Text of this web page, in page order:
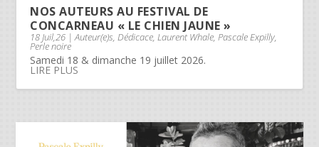
NOS AUTEURS AU FESTIVAL DE
CONCARNEAU « LE CHIEN JAUNE »
18 Juil,26 |Auteur(e)s,Dédicace,Laurent Whale,Pascale Expilly,
Perle noire
Samedi 18 & dimanche 19 juillet 2026.
LIRE PLUS